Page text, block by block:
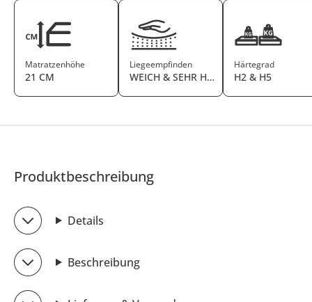
Matratzenhöhe
21 CM
Liegeempfinden
WEICH & SEHR HART
Härtegrad
H2 & H5
Produktbeschreibung
Details
Beschreibung